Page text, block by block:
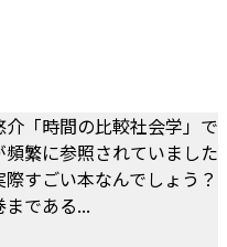
「時間の比較社会学」で
繁に参照されていました
すごい本なんでしょう？
である...